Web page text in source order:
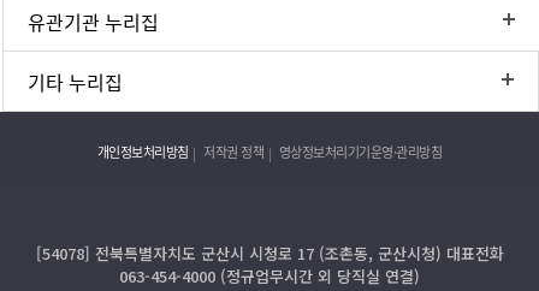
유관기관 누리집
기타 누리집
개인정보처리방침 저작권 정책 영상정보처리기기운영·관리방침
[54078] 전북특별자치도 군산시 시청로 17 (조촌동, 군산시청) 대표전화
063-454-4000 (정규업무시간 외 당직실 연결)